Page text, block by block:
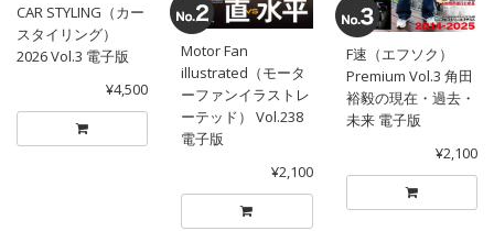
CAR STYLING（カー
スタイリング）
2026 Vol.3 電子版
¥4,500
Motor Fan
illustrated（モータ
ーファンイラストレ
ーテッド） Vol.238
電子版
¥2,100
F速（エフソク）
Premium Vol.3 角田
裕毅の現在・過去・
未来 電子版
¥2,100